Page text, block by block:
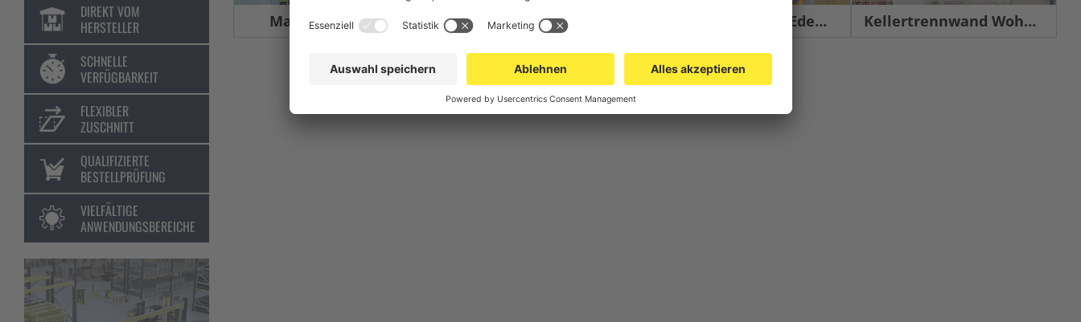
DIREKT VOM
HERSTELLER
SCHNELLE
VERFÜGBARKEIT
FLEXIBLER
ZUSCHNITT
QUALIFIZIERTE
BESTELLPRÜFUNG
VIELFÄLTIGE
ANWENDUNGSBEREICHE
Maschinenschutz Gittertrennwand Lager & Logistik Maschinenschutz Edelstahl Kellertrennwand Wohnbau